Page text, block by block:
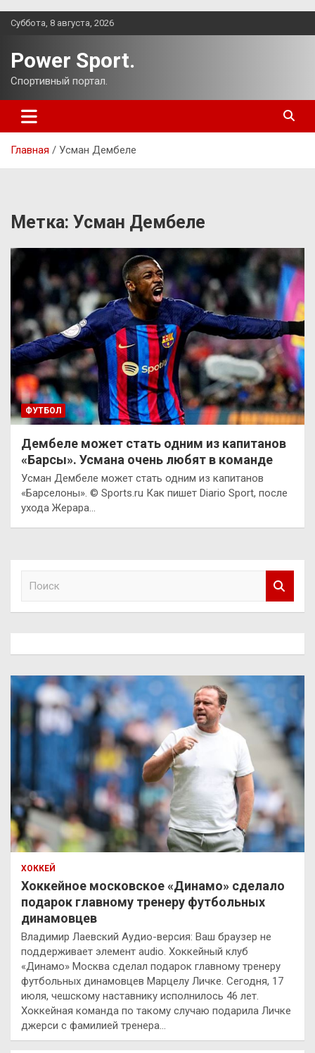
Перейти
Суббота, 8 августа, 2026
Power Sport.
Спортивный портал.
Главная Усман Дембеле
Метка: Усман Дембеле
ФУТБОЛ
Дембеле может стать одним из капитанов
«Барсы». Усмана очень любят в команде
Усман Дембеле может стать одним из капитанов
«Барселоны». © Sports.ru Как пишет Diario Sport, после
ухода Жерара…
ХОККЕЙ
Хоккейное московское «Динамо» сделало
подарок главному тренеру футбольных
динамовцев
Владимир Лаевский Аудио-версия: Ваш браузер не
поддерживает элемент audio. Хоккейный клуб
«Динамо» Москва сделал подарок главному тренеру
футбольных динамовцев Марцелу Личке. Сегодня, 17
июля, чешскому наставнику исполнилось 46 лет.
Хоккейная команда по такому случаю подарила Личке
джерси с фамилией тренера…